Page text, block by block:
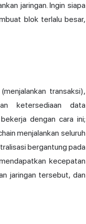
jaringan. Ingin siapa
blok terlalu besar,
transaksi),
ketersediaan data
dengan cara ini;
menjalankan seluruh
bergantung pada
kecepatan
jaringan tersebut, dan